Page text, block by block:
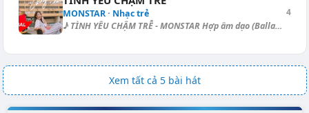
MONSTAR · Nhạc trẻ
♪ TÌNH YÊU CHẬM TRỄ - MONSTAR Hợp âm dạo (Ballad): [D] | [Dbm] | [Gbm7]-...
4
Xem tất cả 5 bài hát